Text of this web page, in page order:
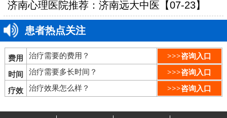
济南心理医院推荐：济南远大中医【07-23】
患者热点关注
费用 治疗需要的费用？ >>>咨询入口
时间 治疗需要多长时间？ >>>咨询入口
疗效 治疗效果怎么样？ >>>咨询入口